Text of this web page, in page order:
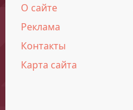
О сайте
Реклама
Контакты
Карта сайта